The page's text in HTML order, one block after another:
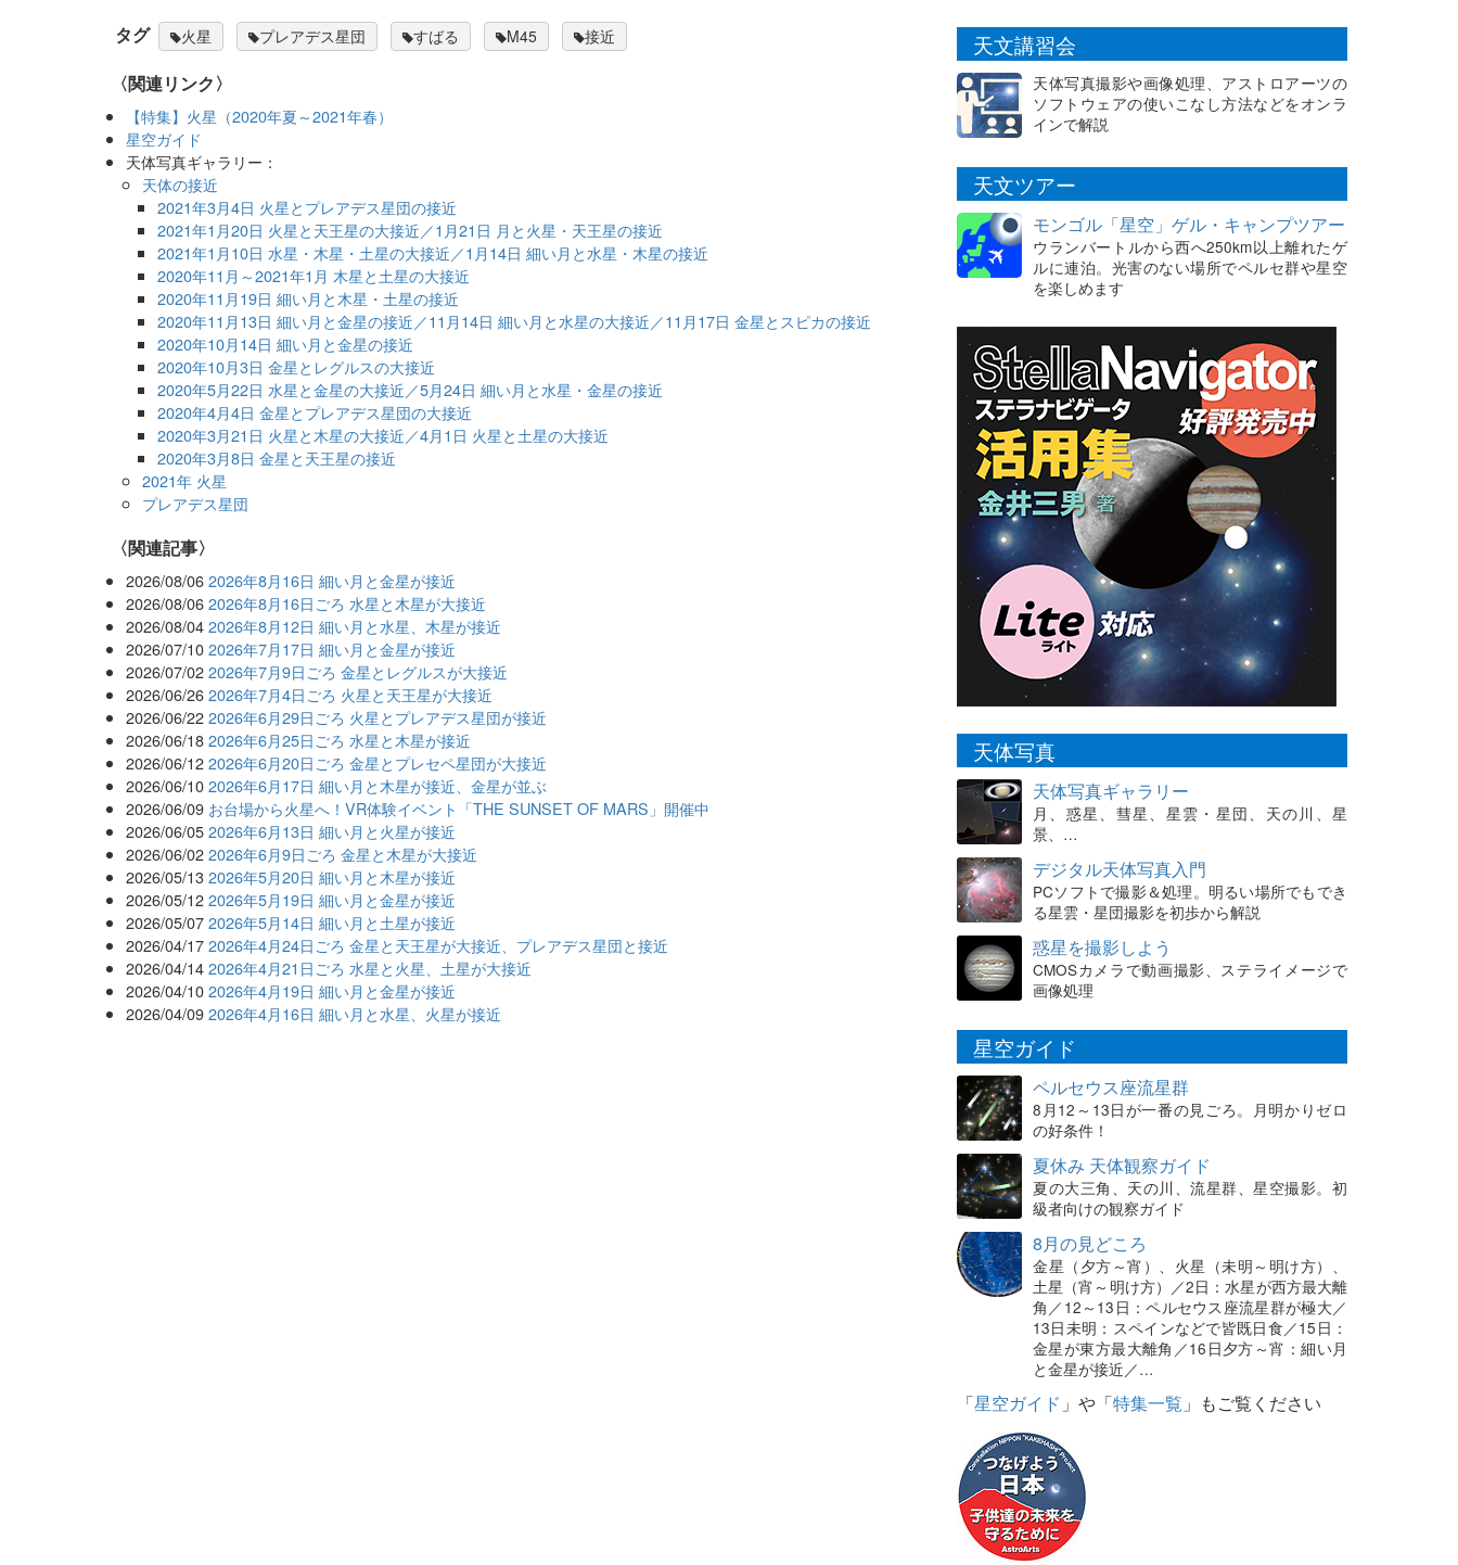
タグ 火星 プレアデス星団 すばる M45 接近
〈関連リンク〉
【特集】火星（2020年夏～2021年春）
星空ガイド
天体写真ギャラリー：
天体の接近
2021年3月4日 火星とプレアデス星団の接近
2021年1月20日 火星と天王星の大接近／1月21日 月と火星・天王星の接近
2021年1月10日 水星・木星・土星の大接近／1月14日 細い月と水星・木星の接近
2020年11月～2021年1月 木星と土星の大接近
2020年11月19日 細い月と木星・土星の接近
2020年11月13日 細い月と金星の接近／11月14日 細い月と水星の大接近／11月17日 金星とスピカの接近
2020年10月14日 細い月と金星の接近
2020年10月3日 金星とレグルスの大接近
2020年5月22日 水星と金星の大接近／5月24日 細い月と水星・金星の接近
2020年4月4日 金星とプレアデス星団の大接近
2020年3月21日 火星と木星の大接近／4月1日 火星と土星の大接近
2020年3月8日 金星と天王星の接近
2021年 火星
プレアデス星団
関連記事
2026/08/06 2026年8月16日 細い月と金星が接近
2026/08/06 2026年8月16日ごろ 水星と木星が大接近
2026/08/04 2026年8月12日 細い月と水星、木星が接近
2026/07/10 2026年7月17日 細い月と金星が接近
2026/07/02 2026年7月9日ごろ 金星とレグルスが大接近
2026/06/26 2026年7月4日ごろ 火星と天王星が大接近
2026/06/22 2026年6月29日ごろ 火星とプレアデス星団が接近
2026/06/18 2026年6月25日ごろ 水星と木星が接近
2026/06/12 2026年6月20日ごろ 金星とプレセペ星団が大接近
2026/06/10 2026年6月17日 細い月と木星が接近、金星が並ぶ
2026/06/09 お台場から火星へ！VR体験イベント「THE SUNSET OF MARS」開催中
2026/06/05 2026年6月13日 細い月と火星が接近
2026/06/02 2026年6月9日ごろ 金星と木星が大接近
2026/05/13 2026年5月20日 細い月と木星が接近
2026/05/12 2026年5月19日 細い月と金星が接近
2026/05/07 2026年5月14日 細い月と土星が接近
2026/04/17 2026年4月24日ごろ 金星と天王星が大接近、プレアデス星団と接近
2026/04/14 2026年4月21日ごろ 水星と火星、土星が大接近
2026/04/10 2026年4月19日 細い月と金星が接近
2026/04/09 2026年4月16日 細い月と水星、火星が接近
天文講習会
天体写真撮影や画像処理、アストロアーツの
ソフトウェアの使いこなし方法などをオンラ
インで解説
天文ツアー
モンゴル「星空」ゲル・キャンプツアー
ウランバートルから西へ250km以上離れたゲ
ルに連泊。光害のない場所でペルセ群や星空
を楽しめます
天体写真
天体写真ギャラリー
月、惑星、彗星、星雲・星団、天の川、星
景、…
デジタル天体写真入門
PCソフトで撮影＆処理。明るい場所でもでき
る星雲・星団撮影を初歩から解説
惑星を撮影しよう
CMOSカメラで動画撮影、ステライメージで
画像処理
星空ガイド
ペルセウス座流星群
8月12～13日が一番の見ごろ。月明かりゼロ
の好条件！
夏休み 天体観察ガイド
夏の大三角、天の川、流星群、星空撮影。初
級者向けの観察ガイド
8月の見どころ
金星（夕方～宵）、火星（未明～明け方）、
土星（宵～明け方）／2日：水星が西方最大離
角／12～13日：ペルセウス座流星群が極大／
13日未明：スペインなどで皆既日食／15日：
金星が東方最大離角／16日夕方～宵：細い月
と金星が接近／…
「星空ガイド 」や「特集一覧 」もご覧ください